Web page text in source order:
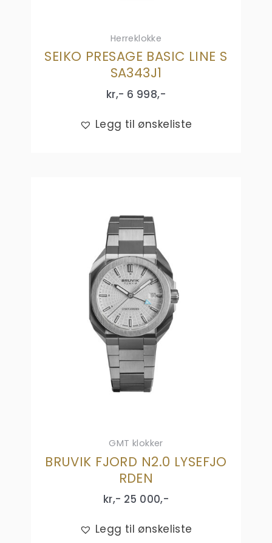
Herreklokke
SEIKO PRESAGE BASIC LINE S
SA343J1
kr,- 6 998,-
Legg til ønskeliste
GMT klokker
BRUVIK FJORD N2.0 LYSEFJO
RDEN
kr,- 25 000,-
Legg til ønskeliste